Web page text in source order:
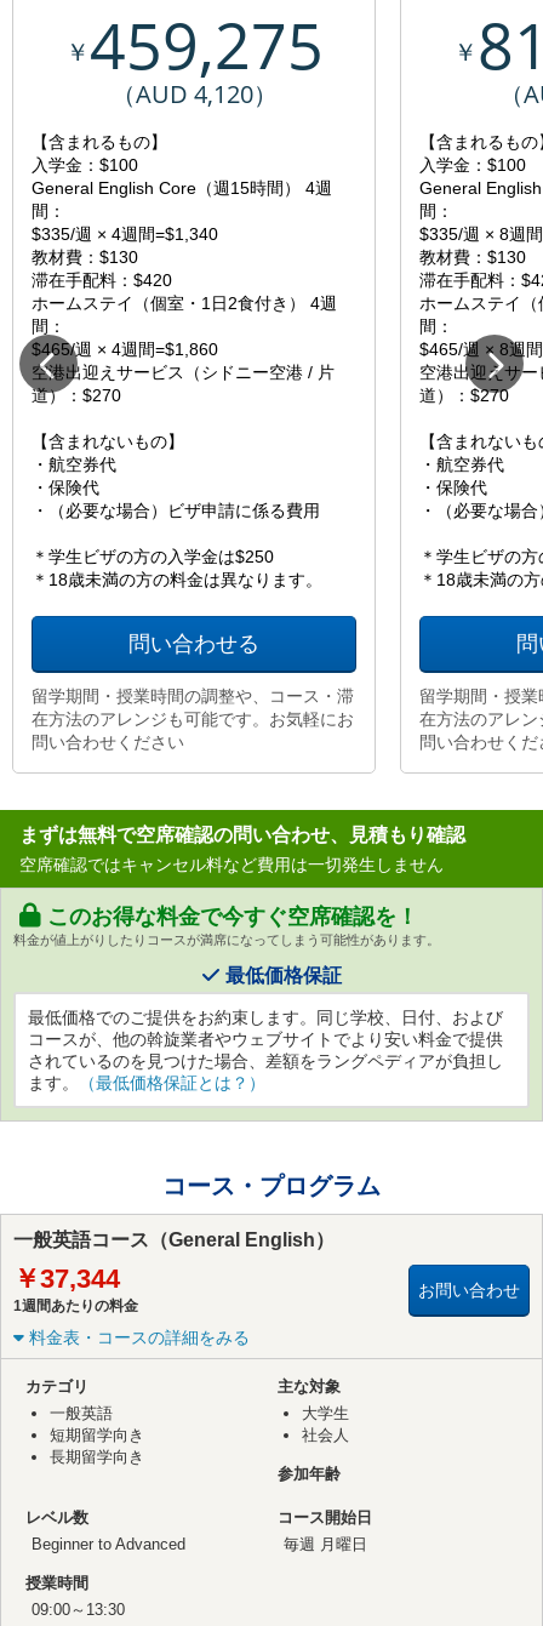
￥459,275
（AUD 4,120）
【含まれるもの】
入学金：$100
General English Core（週15時間） 4週
間：
$335/週 × 4週間=$1,340
教材費：$130
滞在手配料：$420
ホームステイ（個室・1日2食付き） 4週
間：
$465/週 × 4週間=$1,860
空港出迎えサービス（シドニー空港 / 片
道）：$270
【含まれないもの】
・航空券代
・保険代
・（必要な場合）ビザ申請に係る費用
＊学生ビザの方の入学金は$250
＊18歳未満の方の料金は異なります。
問い合わせる
留学期間・授業時間の調整や、コース・滞
在方法のアレンジも可能です。お気軽にお
問い合わせください
￥
（
【含まれるもの
入学金：$100
General
間：
$335/週 × 8週
教材費：$130
滞在手配料：
ホームステイ
間：
$465/週 × 8週
空港出迎えサ
道）：$270
【含まれない
・航空券代
・保険代
・（必要な場
＊学生ビザの
＊18歳未満の
留学期間・授
在方法のアレ
問い合わせくだ
まずは無料で空席確認の問い合わせ、見積もり確認
空席確認ではキャンセル料など費用は一切発生しません
このお得な料金で今すぐ空席確認を！
料金が値上がりしたりコースが満席になってしまう可能性があります。
最低価格保証
最低価格でのご提供をお約束します。同じ学校、日付、および
コースが、他の斡旋業者やウェブサイトでより安い料金で提供
されているのを見つけた場合、差額をラングペディアが負担し
ます。
（最低価格保証とは？）
コース・プログラム
一般英語コース（General English）
￥37,344
1週間あたりの料金
お問い合わせ
料金表・コースの詳細をみる
カテゴリ
一般英語
短期留学向き
長期留学向き
主な対象
大学生
社会人
参加年齢
レベル数
Beginner to Advanced
コース開始日
毎週 月曜日
授業時間
09:00～13:30